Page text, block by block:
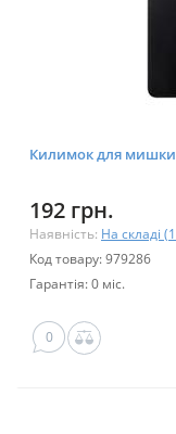
Килимок для мишки
192 грн.
Наявність: На складі
Код товару: 979286
Гарантія: 0 міс.
0